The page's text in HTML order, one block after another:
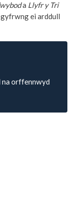
a Llyfr y Tri
ei arddull
na orffennwyd